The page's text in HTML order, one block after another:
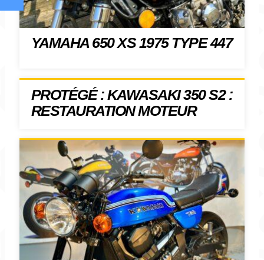
YAMAHA 650 XS 1975 TYPE 447
PROTÉGÉ : KAWASAKI 350 S2 :
RESTAURATION MOTEUR